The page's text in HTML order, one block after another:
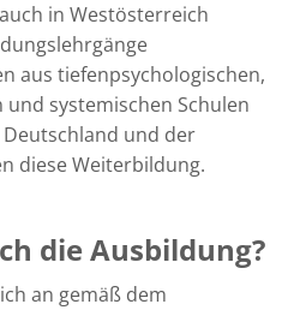
in Westösterreich
aus tiefenpsychologischen,
systemischen Schulen
und der
diese Weiterbildung.
die Ausbildung?
an gemäß dem